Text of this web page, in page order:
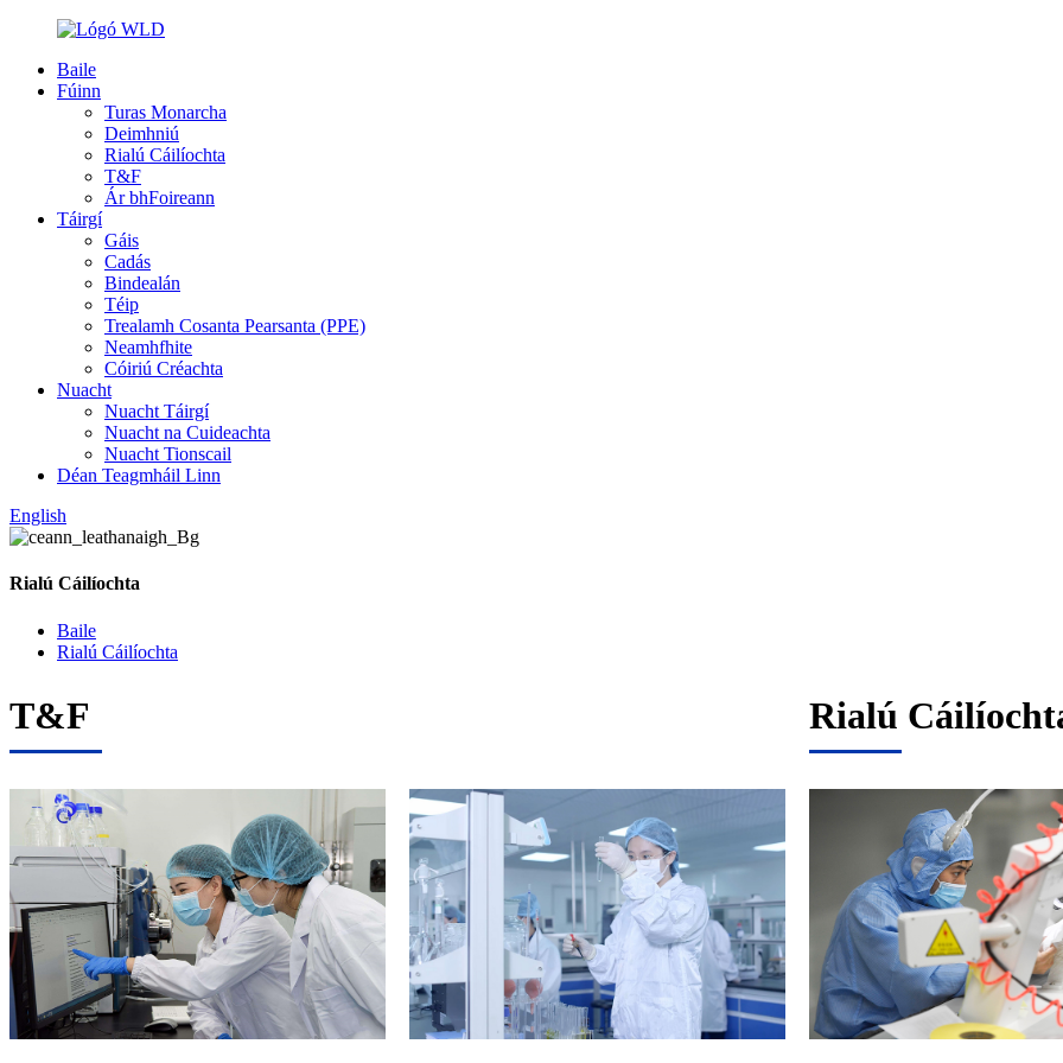
Baile
Fúinn
Turas Monarcha
Deimhniú
Rialú Cáilíochta
T&F
Ár bhFoireann
Táirgí
Gáis
Cadás
Bindealán
Téip
Trealamh Cosanta Pearsanta (PPE)
Neamhfhite
Cóiriú Créachta
Nuacht
Nuacht Táirgí
Nuacht na Cuideachta
Nuacht Tionscail
Déan Teagmháil Linn
English
Rialú Cáilíochta
Baile
Rialú Cáilíochta
T&F Rialú